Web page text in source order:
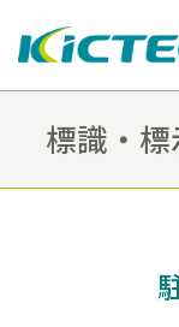
標識・